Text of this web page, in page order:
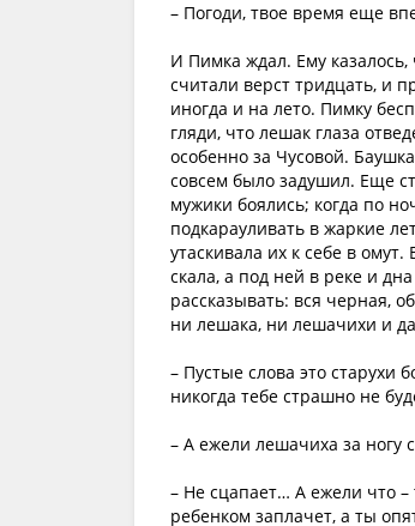
– Погоди, твое время еще
И Пимка ждал. Ему казалось,
считали верст тридцать, и
иногда и на лето. Пимку
гляди, что лешак глаза
особенно за Чусовой.
совсем было задушил. Еще
мужики боялись; когда по
подкарауливать в жаркие
утаскивала их к себе в
скала, а под ней в реке и
рассказывать: вся черная,
ни лешака, ни лешачихи и
– Пустые слова это старухи
никогда тебе страшно не
– А ежели лешачиха за ногу
– Не сцапает… А ежели что
ребенком заплачет, а ты